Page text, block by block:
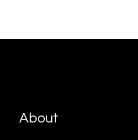
About